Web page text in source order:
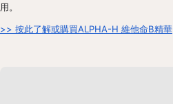
用。
>> 按此了解或購買ALPHA-H 維他命B精華